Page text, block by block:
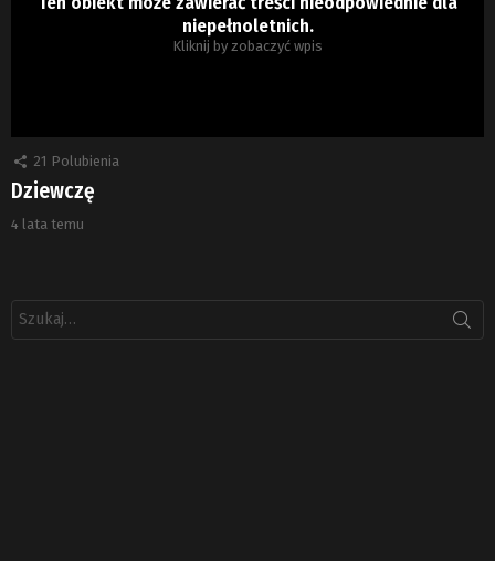
niepełnoletnich.
Kliknij by zobaczyć wpis
21 Polubienia
Dziewczę
4 lata temu